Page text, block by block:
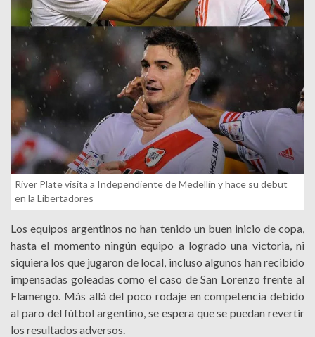
River Plate visita a Independiente de Medellín y hace su debut
en la Libertadores
Los equipos argentinos no han tenido un buen inicio de copa,
hasta el momento ningún equipo a logrado una victoria, ni
siquiera los que jugaron de local, incluso algunos han recibido
impensadas goleadas como el caso de San Lorenzo frente al
Flamengo. Más allá del poco rodaje en competencia debido
al paro del fútbol argentino, se espera que se puedan revertir
los resultados adversos.